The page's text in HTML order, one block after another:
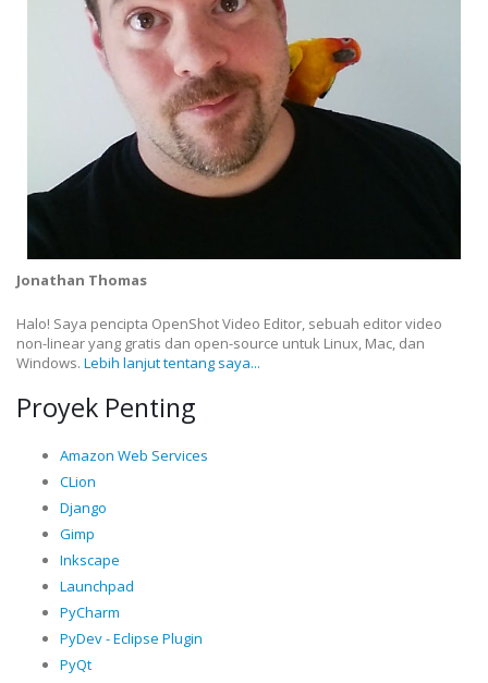
Jonathan Thomas
Halo! Saya pencipta OpenShot Video Editor, sebuah editor video
non-linear yang gratis dan open-source untuk Linux, Mac, dan
Windows. Lebih lanjut tentang saya...
Proyek Penting
Amazon Web Services
CLion
Django
Gimp
Inkscape
Launchpad
PyCharm
PyDev - Eclipse Plugin
PyQt